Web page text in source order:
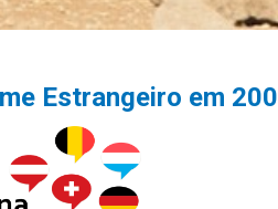
Estrangeiro em